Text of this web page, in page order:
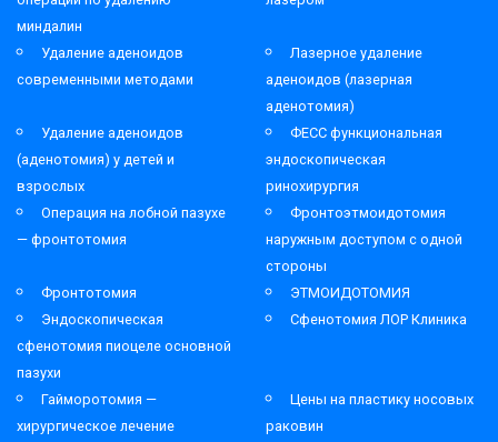
миндалин
Удаление аденоидов
современными методами
Лазерное удаление
аденоидов (лазерная
аденотомия)
Удаление аденоидов
(аденотомия) у детей и
взрослых
ФЕСС функциональная
эндоскопическая
ринохирургия
Операция на лобной пазухе
— фронтотомия
Фронтоэтмоидотомия
наружным доступом с одной
стороны
Фронтотомия
ЭТМОИДОТОМИЯ
Эндоскопическая
сфенотомия пиоцеле основной
пазухи
Сфенотомия ЛОР Клиника
Гайморотомия —
хирургическое лечение
Цены на пластику носовых
раковин